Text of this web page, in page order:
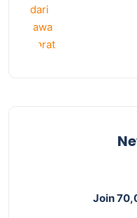
Join